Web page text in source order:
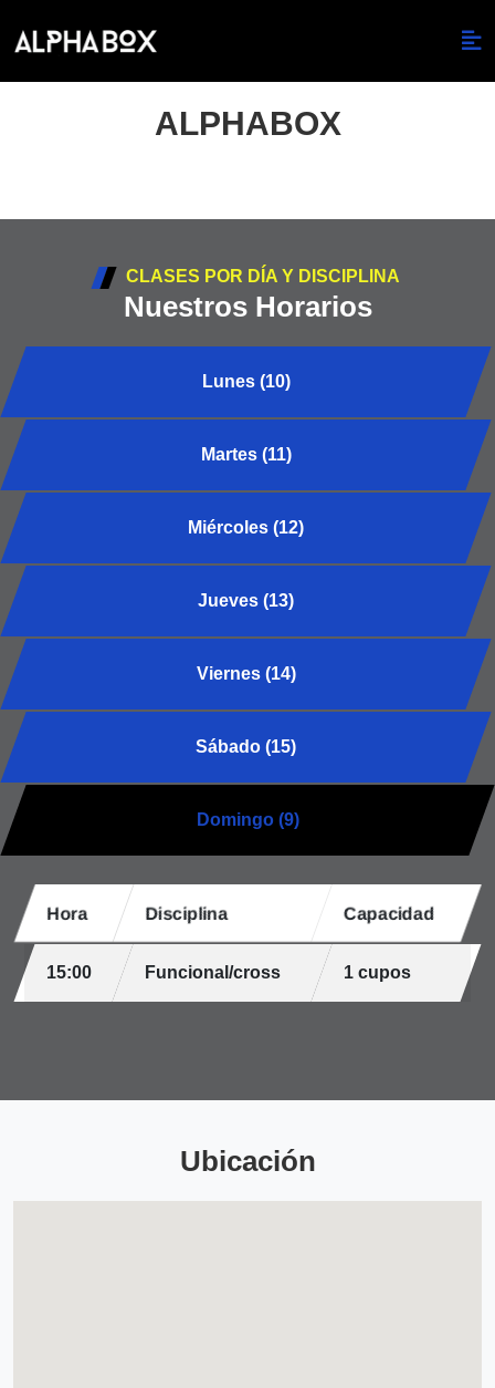
ALPHABOX
CLASES POR DÍA Y DISCIPLINA
Nuestros Horarios
Lunes (10)
Martes (11)
Miércoles (12)
Jueves (13)
Viernes (14)
Sábado (15)
Domingo (9)
Hora Disciplina Capacidad
15:00 Funcional/cross 1 cupos
Ubicación